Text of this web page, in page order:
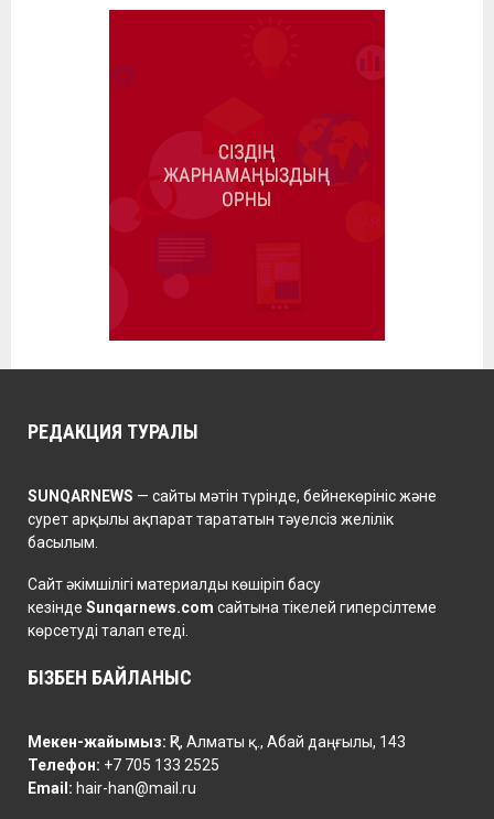
РЕДАКЦИЯ ТУРАЛЫ
SUNQARNEWS — сайты мәтін түрінде, бейнекөрініс және
сурет арқылы ақпарат тарататын тәуелсіз желілік
басылым.
Сайт әкімшілігі материалды көшіріп басу
кезінде Sunqarnews.com сайтына тікелей гиперсілтеме
көрсетуді талап етеді.
БІЗБЕН БАЙЛАНЫС
Мекен-жайымыз: ҚР, Алматы қ., Абай даңғылы, 143
Телефон: +7 705 133 2525
Email: hair-han@mail.ru